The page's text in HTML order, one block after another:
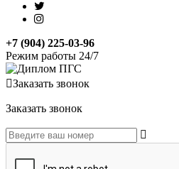
+7 (904) 225-03-96
Режим работы 24/7
Заказать звонок
Заказать звонок